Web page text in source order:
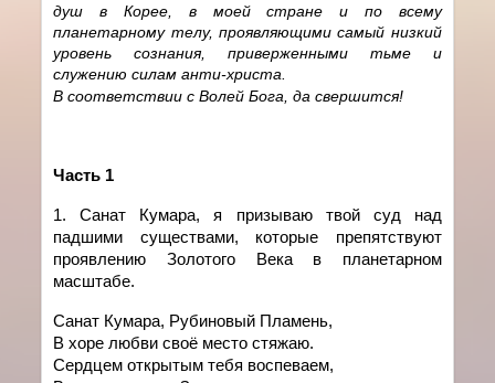
душ в Корее, в моей стране и по всему
планетарному телу, проявляющими самый низкий
уровень сознания, приверженными тьме и
служению силам анти-христа.
В соответствии с Волей Бога, да свершится!
Часть 1
1. Санат Кумара, я призываю твой суд над
падшими существами, которые препятствуют
проявлению Золотого Века в планетарном
масштабе.
Санат Кумара, Рубиновый Пламень,
В хоре любви своё место стяжаю.
Сердцем открытым тебя воспеваем,